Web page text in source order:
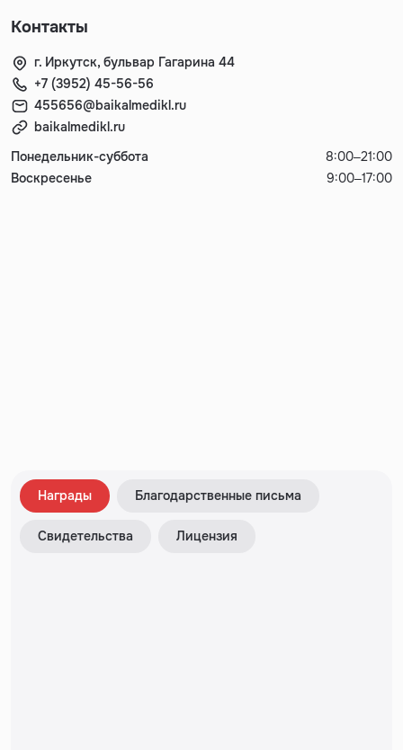
Контакты
г. Иркутск, бульвар Гагарина 44
+7 (3952) 45-56-56
455656@baikalmedikl.ru
baikalmedikl.ru
Понедельник-суббота
8:00–21:00
Воскресенье
9:00–17:00
Награды Благодарственные письма
Свидетельства Лицензия